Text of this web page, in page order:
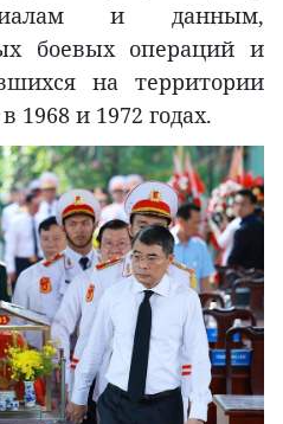
и данным,
боевых операций и
на территории
1968 и 1972 годах.